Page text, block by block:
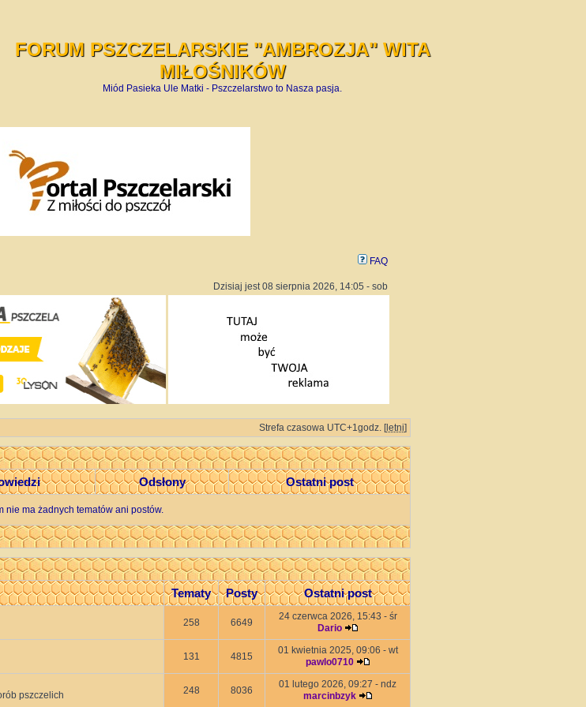
FORUM PSZCZELARSKIE "AMBROZJA" WITA
MIŁOŚNIKÓW
Miód Pasieka Ule Matki - Pszczelarstwo to Nasza pasja.
FAQ
Dzisiaj jest 08 sierpnia 2026, 14:05 - sob
Strefa czasowa UTC+1godz. [letni]
Odsłony Ostatni post
nie ma żadnych tematów ani postów.
Tematy Posty Ostatni post
258 6649
24 czerwca 2026, 15:43 - śr
Dario
131 4815
01 kwietnia 2025, 09:06 - wt
pawlo0710
pszczelich 248 8036
01 lutego 2026, 09:27 - ndz
marcinbzyk